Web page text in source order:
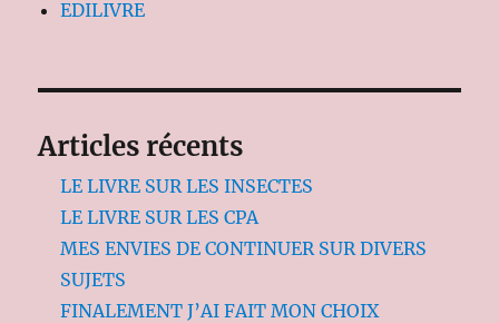
EDILIVRE
Articles récents
LE LIVRE SUR LES INSECTES
LE LIVRE SUR LES CPA
MES ENVIES DE CONTINUER SUR DIVERS
SUJETS
FINALEMENT J’AI FAIT MON CHOIX